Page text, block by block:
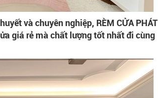
và chuyên nghiệp, RÈM CỬA PHÁT
giá rẻ mà chất lượng tốt nhất đi cùng